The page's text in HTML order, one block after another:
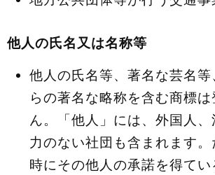
他人の氏名又は名称等
他人の氏名等、著名な芸名
らの著名な略称を含む商標
ん。「他人」には、外国人
力のない社団も含まれます
時にその他人の承諾を得て